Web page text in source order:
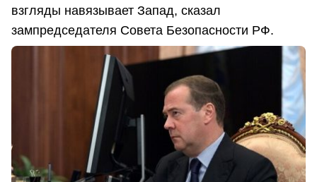
взгляды навязывает Запад, сказал
зампредседателя Совета Безопасности РФ.